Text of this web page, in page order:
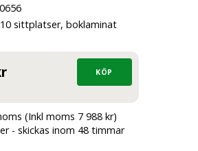
sittplatser, boklaminat
(Inkl moms 7 988 kr)
- skickas inom 48 timmar